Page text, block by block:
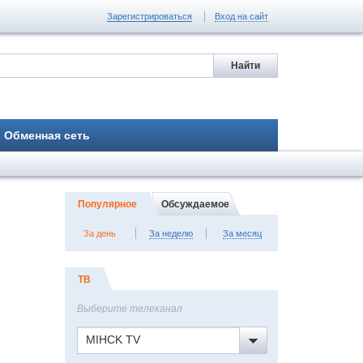
Зарегистрироваться Вход на сайт
Обменная сеть
Популярное Обсуждаемое
За день За неделю За месяц
ТВ
Выберите телеканал
MIHCK TV